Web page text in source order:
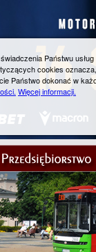
Państwu
cookies
Państwo dokonać w
Więcej informacji.